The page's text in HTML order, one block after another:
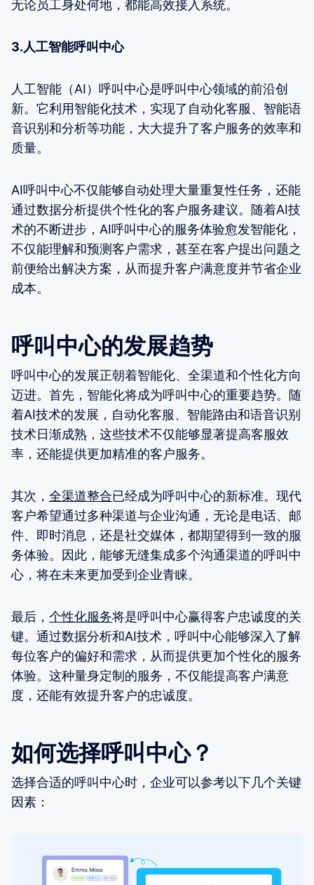
无论员工身处何地，都能高效接入系统。
3.人工智能呼叫中心
人工智能（AI）呼叫中心是呼叫中心领域的前沿创
新。它利用智能化技术，实现了自动化客服、智能语
音识别和分析等功能，大大提升了客户服务的效率和
质量。
AI呼叫中心不仅能够自动处理大量重复性任务，还能
通过数据分析提供个性化的客户服务建议。随着AI技
术的不断进步，AI呼叫中心的服务体验愈发智能化，
不仅能理解和预测客户需求，甚至在客户提出问题之
前便给出解决方案，从而提升客户满意度并节省企业
成本。
呼叫中心的发展趋势
呼叫中心的发展正朝着智能化、全渠道和个性化方向
迈进。首先，智能化将成为呼叫中心的重要趋势。随
着AI技术的发展，自动化客服、智能路由和语音识别
技术日渐成熟，这些技术不仅能够显著提高客服效
率，还能提供更加精准的客户服务。
其次， 全渠道整合已经成为呼叫中心的新标准。现代
客户希望通过多种渠道与企业沟通，无论是电话、邮
件、即时消息，还是社交媒体，都期望得到一致的服
务体验。因此，能够无缝集成多个沟通渠道的呼叫中
心，将在未来更加受到企业青睐。
最后， 个性化服务将是呼叫中心赢得客户忠诚度的关
键。通过数据分析和AI技术，呼叫中心能够深入了解
每位客户的偏好和需求，从而提供更加个性化的服务
体验。这种量身定制的服务，不仅能提高客户满意
度，还能有效提升客户的忠诚度。
如何选择呼叫中心？
选择合适的呼叫中心时，企业可以参考以下几个关键
因素：